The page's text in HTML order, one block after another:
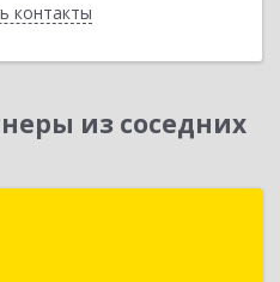
контакты
из соседних